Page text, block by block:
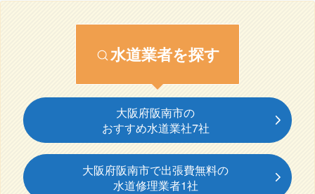
水道業者を探す
大阪府阪南市の
おすすめ水道業社7社
大阪府阪南市で出張費無料の
水道修理業者1社